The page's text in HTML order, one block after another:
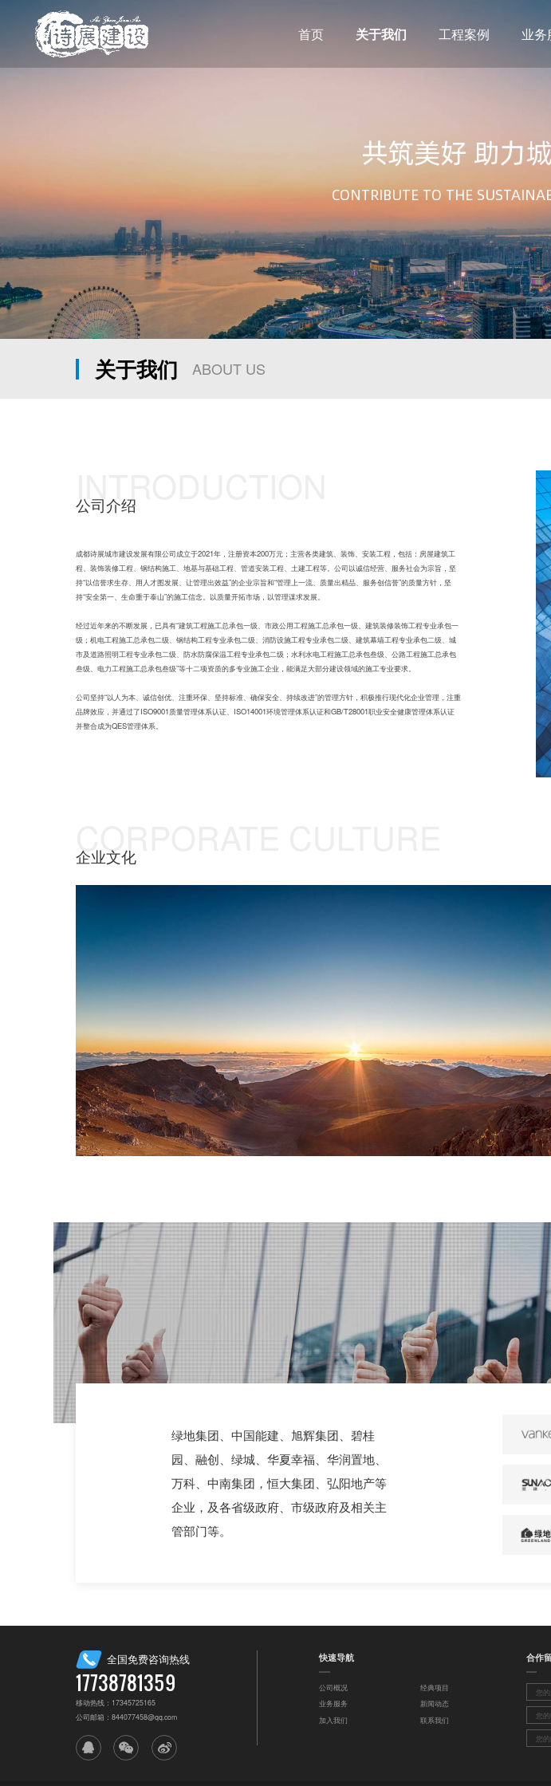
首页 关于我们 工程案例
农林设计
水利设计
工程测绘
工程造价
业务
共筑美好 助力
CONTRIBUTE TO THE
关于我们 ABOUT US
INTRODUCTION
公司介绍
成都诗展城市建设发展有限公司成立于2021年，注册资本200万元；主营各类建筑、装饰、安装工程，包括：房屋建筑工
程、装饰装修工程、钢结构施工、地基与基础工程、管道安装工程、土建工程等。公司以诚信经营、服务社会为宗旨，坚
持“以信誉求生存、用人才图发展、让管理出效益”的企业宗旨和“管理上一流、质量出精品、服务创信誉”的质量方针，坚
持“安全第一、生命重于泰山”的施工信念。以质量开拓市场，以管理谋求发展。
经过近年来的不断发展，已具有“建筑工程施工总承包一级、市政公用工程施工总承包一级、建筑装修装饰工程专业承包一
级；机电工程施工总承包二级、钢结构工程专业承包二级、消防设施工程专业承包二级、建筑幕墙工程专业承包二级、城
市及道路照明工程专业承包二级、防水防腐保温工程专业承包二级；水利水电工程施工总承包叁级、公路工程施工总承包
叁级、电力工程施工总承包叁级”等十二项资质的多专业施工企业，能满足大部分建设领域的施工专业要求。
公司坚持“以人为本、诚信创优、注重环保、坚持标准、确保安全、持续改进”的管理方针，积极推行现代化企业管理，注重
品牌效应，并通过了ISO9001质量管理体系认证、ISO14001环境管理体系认证和GB/T28001职业安全健康管理体系认证
并整合成为QES管理体系。
CORPORATE CULTURE
企业文化
绿地集团、中国能建、旭辉集团、碧桂
园、融创、绿城、华夏幸福、华润置地、
万科、中南集团，恒大集团、弘阳地产等
企业，及各省级政府、市级政府及相关主
管部门等。
全国免费咨询热线
17738781359
移动热线：17345725165
公司邮箱：844077458@qq.com
快速导航
公司概况
经典项目
业务服务
新闻动态
加入我们
联系我们
合作